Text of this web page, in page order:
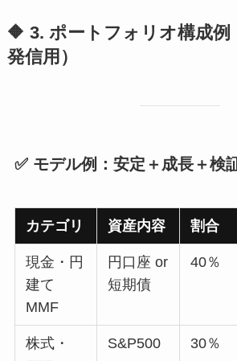
🔶 3. ポートフォリオ構成例
発信用）
✅ モデル例：安定＋成長＋検
カテゴリ 資産内容 割合
現金・円
建て
MMF
円口座 or
短期債
40％
株式・
S&P500
30％